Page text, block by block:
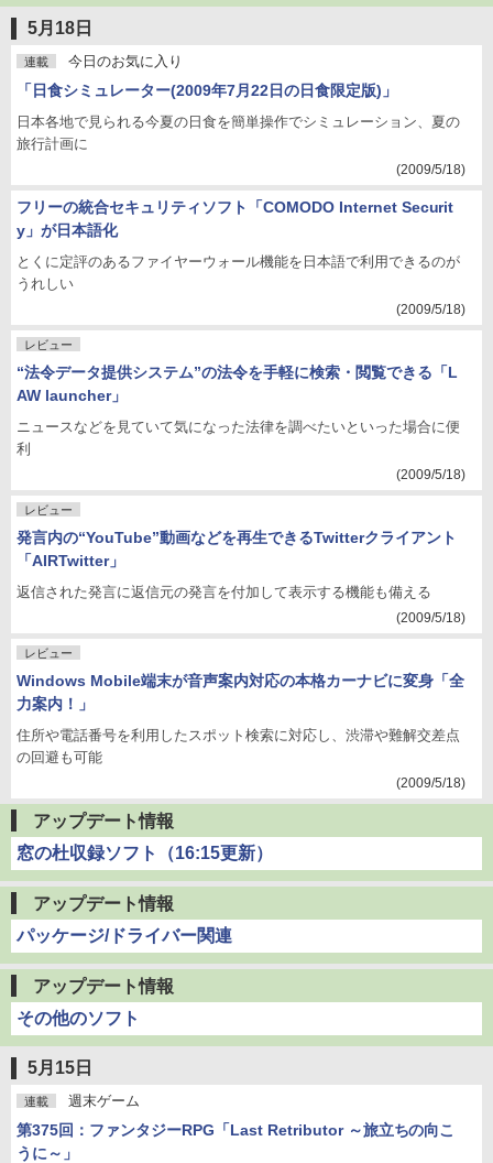
5月18日
連載 今日のお気に入り
「日食シミュレーター(2009年7月22日の日食限定版)」
日本各地で見られる今夏の日食を簡単操作でシミュレーション、夏の
旅行計画に
(2009/5/18)
フリーの統合セキュリティソフト「COMODO Internet Securit
y」が日本語化
とくに定評のあるファイヤーウォール機能を日本語で利用できるのが
うれしい
(2009/5/18)
レビュー
“法令データ提供システム”の法令を手軽に検索・閲覧できる「L
AW launcher」
ニュースなどを見ていて気になった法律を調べたいといった場合に便
利
(2009/5/18)
レビュー
発言内の“YouTube”動画などを再生できるTwitterクライアント
「AIRTwitter」
返信された発言に返信元の発言を付加して表示する機能も備える
(2009/5/18)
レビュー
Windows Mobile端末が音声案内対応の本格カーナビに変身「全
力案内！」
住所や電話番号を利用したスポット検索に対応し、渋滞や難解交差点
の回避も可能
(2009/5/18)
アップデート情報
窓の杜収録ソフト（16:15更新）
アップデート情報
パッケージ/ドライバー関連
アップデート情報
その他のソフト
5月15日
連載 週末ゲーム
第375回：ファンタジーRPG「Last Retributor ～旅立ちの向こ
うに～」